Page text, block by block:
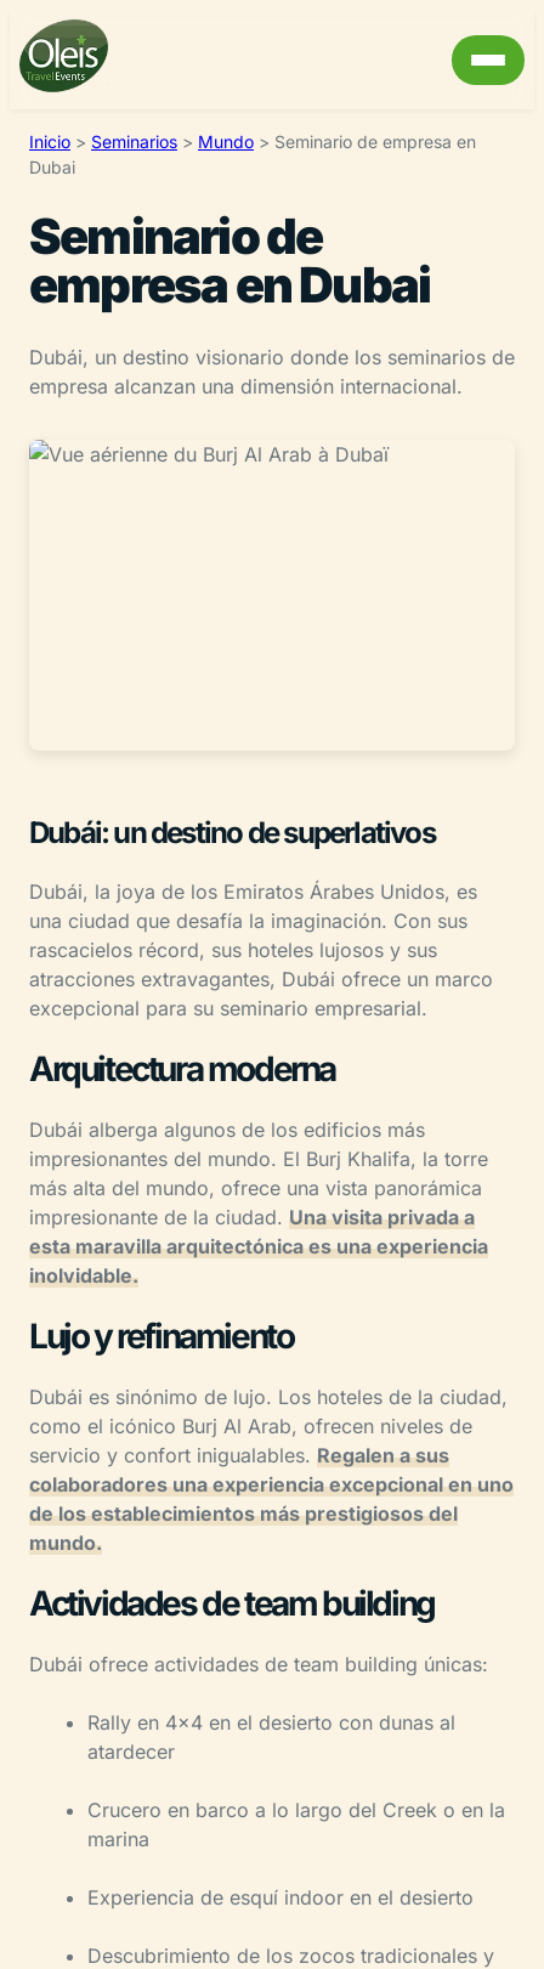
Inicio > Seminarios > Mundo > Seminario de empresa en
Dubai
Seminario de
empresa en Dubai
Dubái, un destino visionario donde los seminarios de
empresa alcanzan una dimensión internacional.
Dubái: un destino de superlativos
Dubái, la joya de los Emiratos Árabes Unidos, es
una ciudad que desafía la imaginación. Con sus
rascacielos récord, sus hoteles lujosos y sus
atracciones extravagantes, Dubái ofrece un marco
excepcional para su seminario empresarial.
Arquitectura moderna
Dubái alberga algunos de los edificios más
impresionantes del mundo. El Burj Khalifa, la torre
más alta del mundo, ofrece una vista panorámica
impresionante de la ciudad. Una visita privada a
esta maravilla arquitectónica es una experiencia
inolvidable.
Lujo y refinamiento
Dubái es sinónimo de lujo. Los hoteles de la ciudad,
como el icónico Burj Al Arab, ofrecen niveles de
servicio y confort inigualables. Regalen a sus
colaboradores una experiencia excepcional en uno
de los establecimientos más prestigiosos del
mundo.
Actividades de team building
Dubái ofrece actividades de team building únicas:
Rally en 4×4 en el desierto con dunas al
atardecer
Crucero en barco a lo largo del Creek o en la
marina
Experiencia de esquí indoor en el desierto
Descubrimiento de los zocos tradicionales y